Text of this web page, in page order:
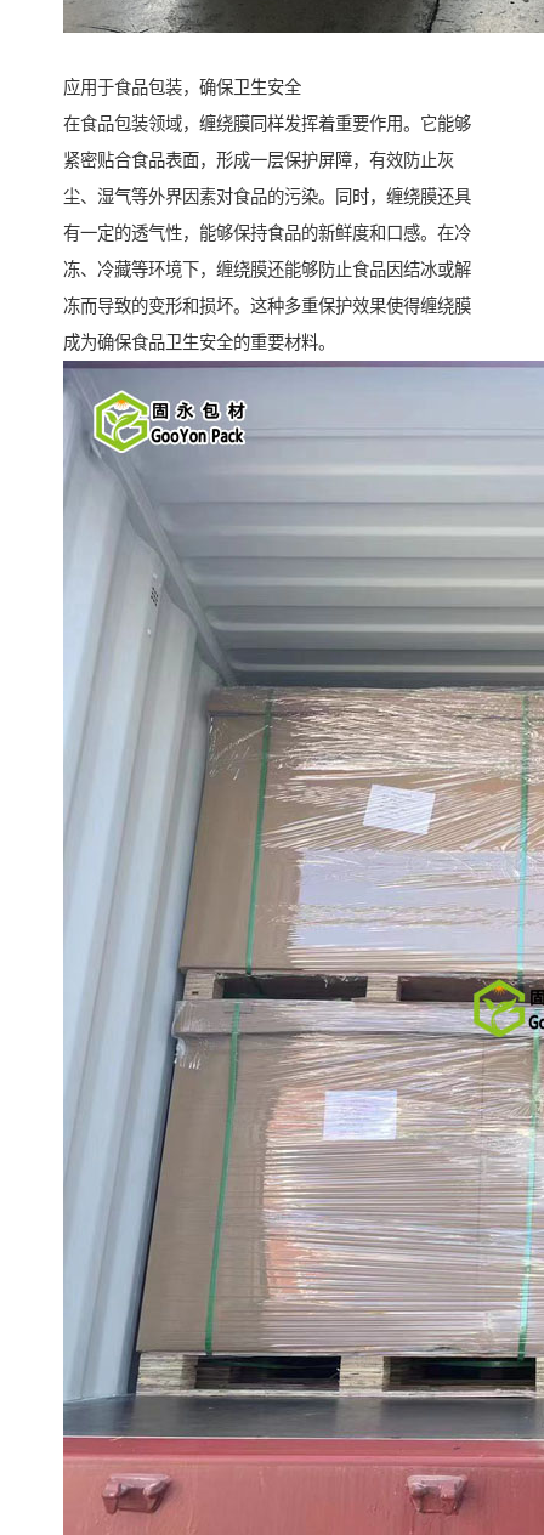
应用于食品包装，确保卫生安全
在食品包装领域，缠绕膜同样发挥着重要作用。它能够
紧密贴合食品表面，形成一层保护屏障，有效防止灰
尘、湿气等外界因素对食品的污染。同时，缠绕膜还具
有一定的透气性，能够保持食品的新鲜度和口感。在冷
冻、冷藏等环境下，缠绕膜还能够防止食品因结冰或解
冻而导致的变形和损坏。这种多重保护效果使得缠绕膜
成为确保食品卫生安全的重要材料。